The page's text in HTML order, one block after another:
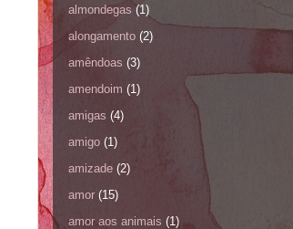
almondegas (1)
alongamento (2)
amêndoas (3)
amendoim (1)
amigas (4)
amigo (1)
amizade (2)
amor (15)
amor aos animais (1)